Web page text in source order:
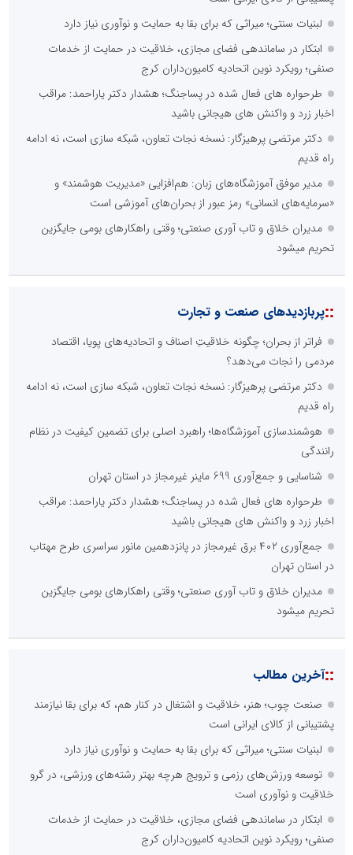
لبنیات سنتی؛ میراثی که برای بقا به حمایت و نوآوری نیاز دارد
ابتکار در ساماندهی فضای مجازی، خلاقیت در حمایت از خدمات
صنفی؛ رویکرد نوین اتحادیه کامیون‌داران کرج
طرحواره های فعال شده در پساجنگ؛ هشدار دکتر یاراحمد: مراقب
اخبار زرد و واکنش های هیجانی باشید
دکتر مرتضی پرهیزگار: نسخه نجات تعاون، شبکه سازی است، نه ادامه
راه قدیم
مدیر موفق آموزشگاه‌های زبان: هم‌افزایی «مدیریت هوشمند» و
«سرمایه‌های انسانی» رمز عبور از بحران‌های آموزشی است
مدیران خلاق و تاب آوری صنعتی؛ وقتی راهکارهای بومی جایگزین
تحریم میشود
::پربازدیدهای صنعت و تجارت
فراتر از بحران؛ چگونه خلاقیتِ اصناف و اتحادیه‌های پویا، اقتصاد
مردمی را نجات می‌دهد؟
دکتر مرتضی پرهیزگار: نسخه نجات تعاون، شبکه سازی است، نه ادامه
راه قدیم
هوشمندسازی آموزشگاه‌ها؛ راهبرد اصلی برای تضمین کیفیت در نظام
رانندگی
شناسایی و جمع‌آوری 699 ماینر غیرمجاز در استان تهران
طرحواره های فعال شده در پساجنگ؛ هشدار دکتر یاراحمد: مراقب
اخبار زرد و واکنش های هیجانی باشید
جمع‌آوری ۴۰۲ برق غیرمجاز در پانزدهمین مانور سراسری طرح مهتاب
در استان تهران
مدیران خلاق و تاب آوری صنعتی؛ وقتی راهکارهای بومی جایگزین
تحریم میشود
::آخرین مطالب
صنعت چوب؛ هنر، خلاقیت و اشتغال در کنار هم، که برای بقا نیازمند
پشتیبانی از کالای ایرانی است
لبنیات سنتی؛ میراثی که برای بقا به حمایت و نوآوری نیاز دارد
توسعه ورزش‌های رزمی و ترویج هرچه بهتر رشته‌های ورزشی، در گرو
خلاقیت و نوآوری است
ابتکار در ساماندهی فضای مجازی، خلاقیت در حمایت از خدمات
صنفی؛ رویکرد نوین اتحادیه کامیون‌داران کرج